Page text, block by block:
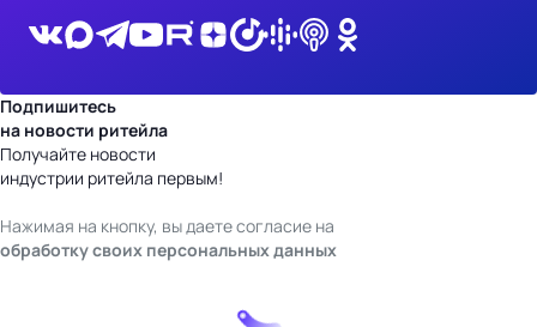
Подпишитесь
на новости ритейла
Получайте новости
индустрии ритейла первым!
Нажимая на кнопку, вы даете согласие на
обработку своих персональных данных